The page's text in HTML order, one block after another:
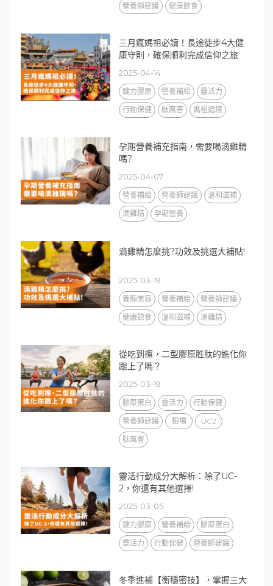
營養師建議
健康飲食
三月瘋媽祖必讀！長途徒步4大健
康守則，確保順利完成信仰之旅
2025-04-14
鍵力膠原 營養補給
靈活力
行動保健
肽厲害 媽祖遶境
孕期營養補充指南，需要喝滴雞精
嗎?
2025-04-07
營養補給 營養師建議
溫和滋補
滴雞精
孕期營養
滴雞精怎麼挑?功效及挑選大補貼!
2025-03-19
養顏美容 營養補給
營養師建議
健康飲食
溫和滋補 滴雞精
從吃到擦，二型膠原胜肽的進化你
跟上了嗎？
2025-03-19
膠原蛋白 靈活力
行動保健
營養師建議
檢場
UC2
肽厲害
靈活行動成分大解析：除了UC-
2，你還有其他選擇!
2025-03-05
鍵力膠原 營養補給
膠原蛋白
靈活力
行動保健 營養師建議
冬季進補【衡穩密技】，掌握三大